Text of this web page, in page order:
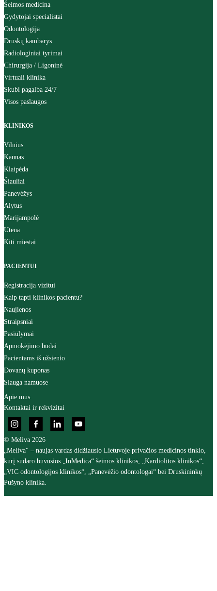
Šeimos medicina
Gydytojai specialistai
Odontologija
Druskų kambarys
Radiologiniai tyrimai
Chirurgija / Ligoninė
Virtuali klinika
Skubi pagalba 24/7
Visos paslaugos
KLINIKOS
Vilnius
Kaunas
Klaipėda
Šiauliai
Panevėžys
Alytus
Marijampolė
Utena
Kiti miestai
PACIENTUI
Registracija vizitui
Kaip tapti klinikos pacientu?
Naujienos
Straipsniai
Pasiūlymai
Apmokėjimo būdai
Pacientams iš užsienio
Dovanų kuponas
Slauga namuose
Apie mus
Kontaktai ir rekvizitai
© Meliva 2026
„Meliva“ – naujas vardas didžiausio Lietuvoje privačios medicinos tinklo,
kurį sudaro buvusios „InMedica“ šeimos klinikos, „Kardiolitos klinikos“,
„VIC odontologijos klinikos“, „Panevėžio odontologai“ bei Druskininkų
Pušyno klinika.